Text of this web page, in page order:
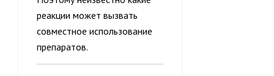
реакции может вызвать
совместное использование
препаратов.